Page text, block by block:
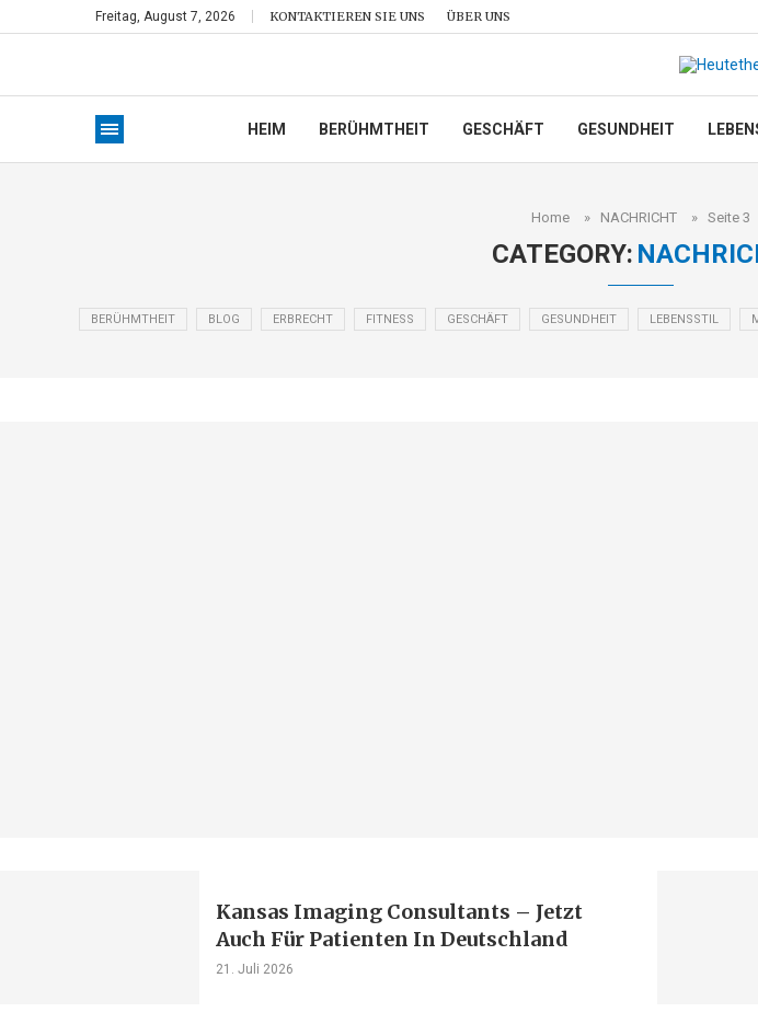
Freitag, August 7, 2026 KONTAKTIEREN SIE UNS ÜBER UNS
HEIM BERÜHMTHEIT GESCHÄFT GESUNDHEIT
Home » NACHRICHT » Seite 3
CATEGORY:
BERÜHMTHEIT BLOG ERBRECHT FITNESS GESCHÄFT GESUNDHEIT LEBENSSTIL
Kansas Imaging Consultants – Jetzt
Auch Für Patienten In Deutschland
21. Juli 2026